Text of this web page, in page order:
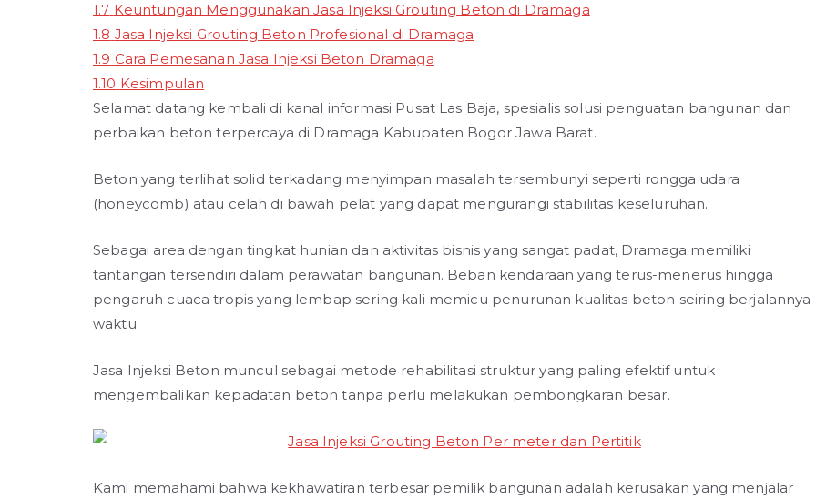
1.7 Keuntungan Menggunakan Jasa Injeksi Grouting Beton di Dramaga
1.8 Jasa Injeksi Grouting Beton Profesional di Dramaga
1.9 Cara Pemesanan Jasa Injeksi Beton Dramaga
1.10 Kesimpulan
Selamat datang kembali di kanal informasi Pusat Las Baja, spesialis solusi penguatan bangunan dan
perbaikan beton terpercaya di Dramaga Kabupaten Bogor Jawa Barat.
Beton yang terlihat solid terkadang menyimpan masalah tersembunyi seperti rongga udara
(honeycomb) atau celah di bawah pelat yang dapat mengurangi stabilitas keseluruhan.
Sebagai area dengan tingkat hunian dan aktivitas bisnis yang sangat padat, Dramaga memiliki
tantangan tersendiri dalam perawatan bangunan. Beban kendaraan yang terus-menerus hingga
pengaruh cuaca tropis yang lembap sering kali memicu penurunan kualitas beton seiring berjalannya
waktu.
Jasa Injeksi Beton muncul sebagai metode rehabilitasi struktur yang paling efektif untuk
mengembalikan kepadatan beton tanpa perlu melakukan pembongkaran besar.
Kami memahami bahwa kekhawatiran terbesar pemilik bangunan adalah kerusakan yang menjalar